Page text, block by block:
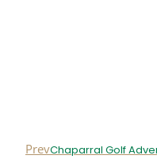
PrevChaparral Golf